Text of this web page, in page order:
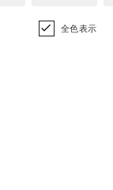
全色表示